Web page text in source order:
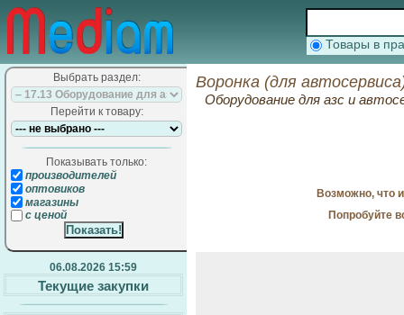
Товары в
Выбрать раздел:
Перейти к товару:
Показывать только:
производителей
оптовиков
магазины
с ценой
06.08.2026 15:59
Текущие закупки
Воронка (для
Оборудование для азс и
Возможно, что
Попробуйте